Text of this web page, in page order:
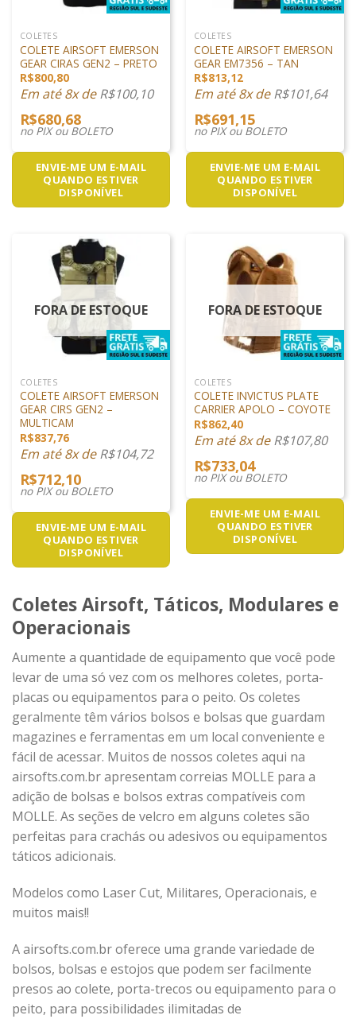
COLETES
COLETE AIRSOFT EMERSON
GEAR CIRAS GEN2 – PRETO
R$800,80
Em até 8x deR$100,10
R$680,68
no PIX ou BOLETO
ENVIE-ME UM E-MAIL
QUANDO ESTIVER
DISPONÍVEL
COLETES
COLETE AIRSOFT EMERSON
GEAR EM7356 – TAN
R$813,12
Em até 8x deR$101,64
R$691,15
no PIX ou BOLETO
ENVIE-ME UM E-MAIL
QUANDO ESTIVER
DISPONÍVEL
FORA DE ESTOQUE
COLETES
COLETE AIRSOFT EMERSON
GEAR CIRS GEN2 –
MULTICAM
R$837,76
Em até 8x deR$104,72
R$712,10
no PIX ou BOLETO
ENVIE-ME UM E-MAIL
QUANDO ESTIVER
DISPONÍVEL
FORA DE ESTOQUE
COLETES
COLETE INVICTUS PLATE
CARRIER APOLO – COYOTE
R$862,40
Em até 8x deR$107,80
R$733,04
no PIX ou BOLETO
ENVIE-ME UM E-MAIL
QUANDO ESTIVER
DISPONÍVEL
Coletes Airsoft, Táticos, Modulares e
Operacionais
Aumente a quantidade de equipamento que você pode
levar de uma só vez com os melhores coletes, porta-
placas ou equipamentos para o peito. Os coletes
geralmente têm vários bolsos e bolsas que guardam
magazines e ferramentas em um local conveniente e
fácil de acessar. Muitos de nossos coletes aqui na
airsofts.com.br apresentam correias MOLLE para a
adição de bolsas e bolsos extras compatíveis com
MOLLE. As seções de velcro em alguns coletes são
perfeitas para crachás ou adesivos ou equipamentos
táticos adicionais.
Modelos como Laser Cut, Militares, Operacionais, e
muitos mais!!
A airsofts.com.br oferece uma grande variedade de
bolsos, bolsas e estojos que podem ser facilmente
presos ao colete, porta-trecos ou equipamento para o
peito, para possibilidades ilimitadas de